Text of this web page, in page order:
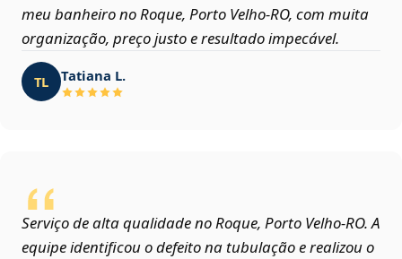
meu banheiro no Roque, Porto Velho‑RO, com muita
organização, preço justo e resultado impecável.
TL Tatiana L.
Serviço de alta qualidade no Roque, Porto Velho‑RO. A
equipe identificou o defeito na tubulação e realizou o